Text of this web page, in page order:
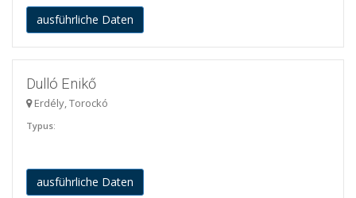
ausführliche Daten
Dulló Enikő
Erdély, Torockó
Typus:
ausführliche Daten